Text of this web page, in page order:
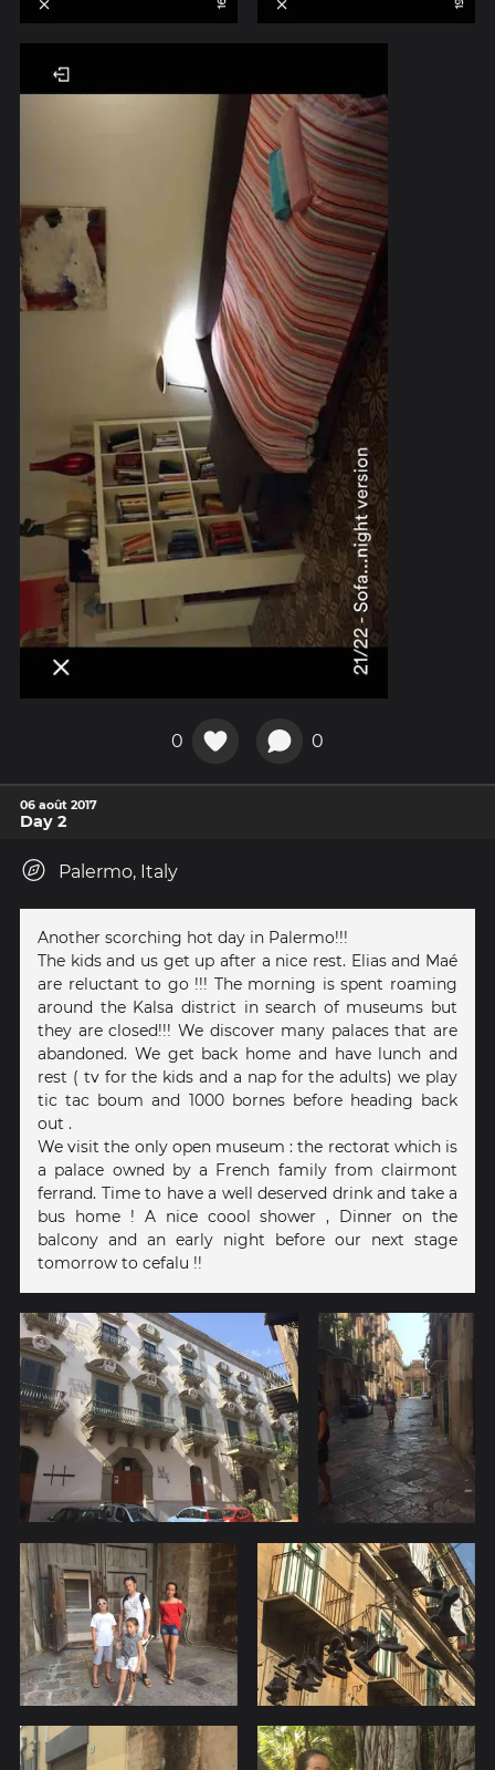
0 0
06 août 2017
Day 2
Palermo, Italy
Another scorching hot day in Palermo!!!
The kids and us get up after a nice rest. Elias and Maé
are reluctant to go !!! The morning is spent roaming
around the Kalsa district in search of museums but
they are closed!!! We discover many palaces that are
abandoned. We get back home and have lunch and
rest ( tv for the kids and a nap for the adults) we play
tic tac boum and 1000 bornes before heading back
out .
We visit the only open museum : the rectorat which is
a palace owned by a French family from clairmont
ferrand. Time to have a well deserved drink and take a
bus home ! A nice coool shower , Dinner on the
balcony and an early night before our next stage
tomorrow to cefalu !!